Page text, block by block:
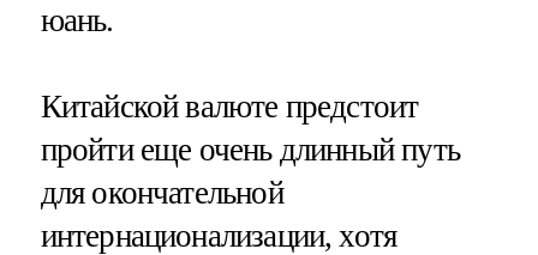
юань.
Китайской валюте предстоит
пройти еще очень длинный путь
для окончательной
интернационализации, хотя